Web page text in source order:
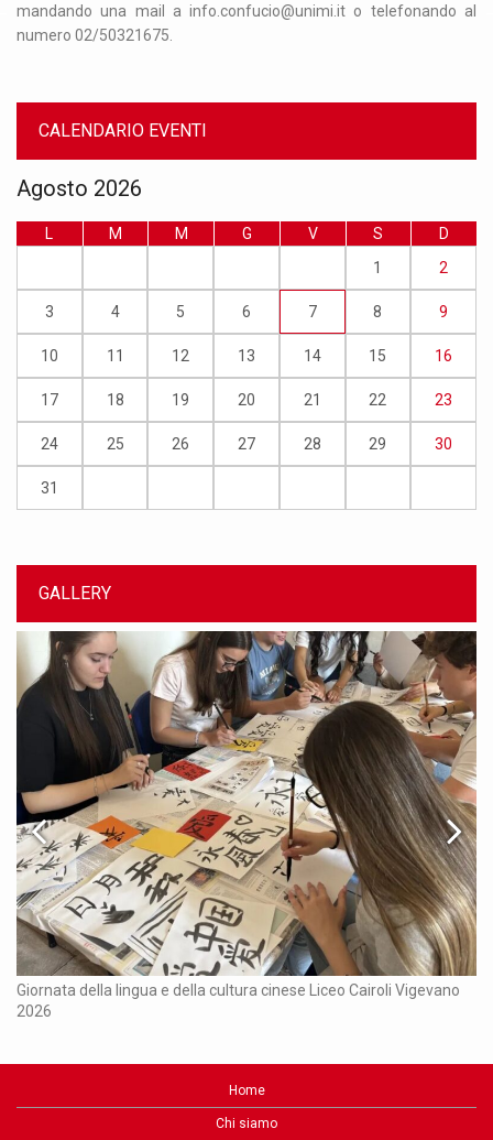
mandando una mail a info.confucio@unimi.it o telefonando al
numero 02/50321675.
CALENDARIO EVENTI
Agosto 2026
L M M G V S
D
1
2
3 4 5 6 7 8 9
10 11 12 13 14 15 16
17 18 19 20 21 22 23
24 25 26 27 28 29 30
31
GALLERY
Giornata della lingua e della cultura cinese Liceo Cairoli Vigevano
2026
Home
Chi siamo